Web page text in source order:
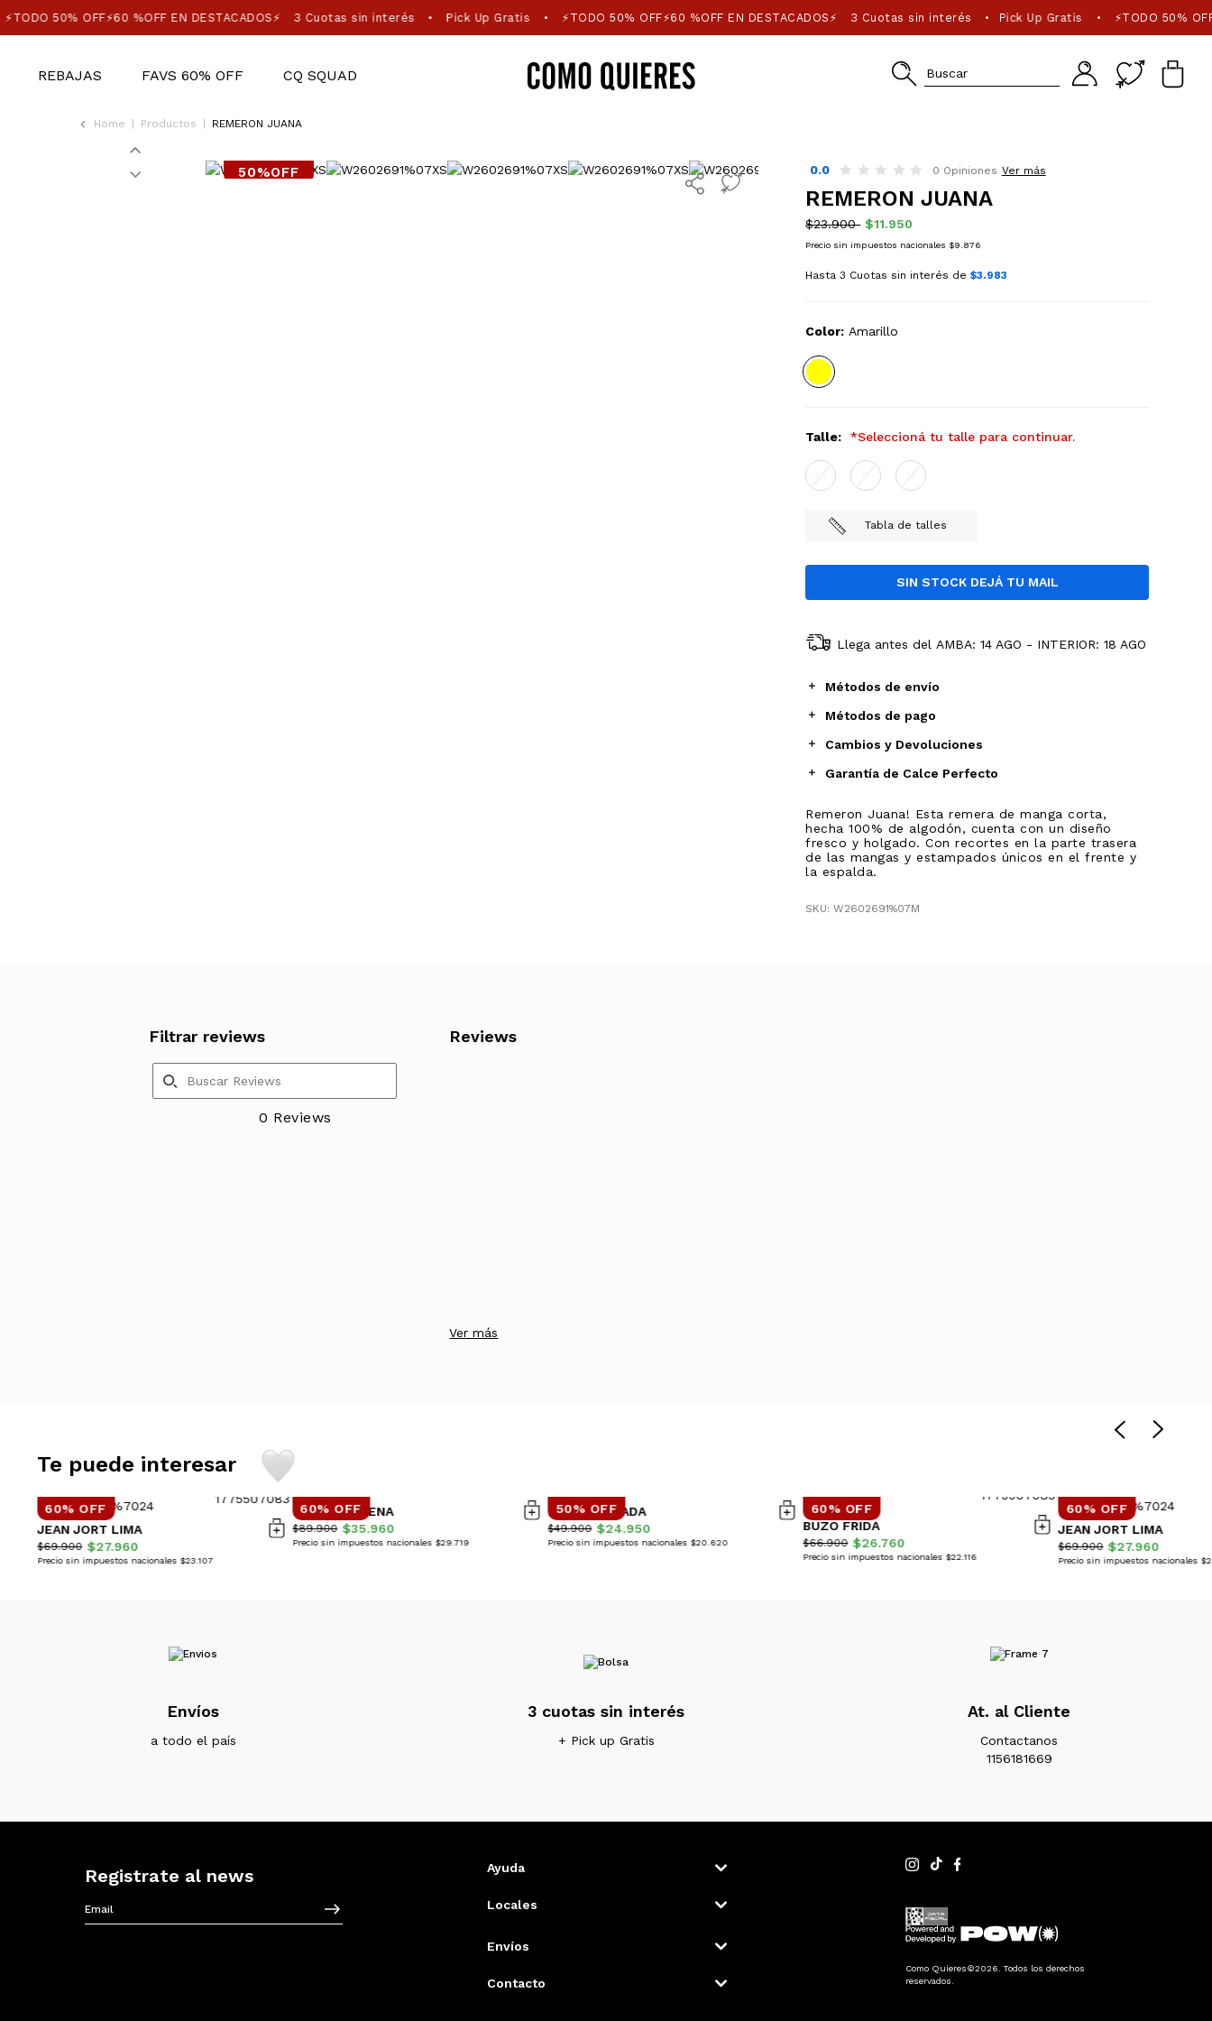
⚡TODO 50% OFF⚡60 %OFF EN DESTACADOS⚡ 3 Cuotas sin interés • Pick Up Gratis • ⚡TODO 50% OFF⚡60 %OFF EN DESTACADOS⚡ 3 Cuotas sin interés Pick Up Gratis • ⚡TODO 50%
REBAJAS FAVS 60% OFF CQ SQUAD
Home Productos REMERON JUANA
50%OFF 0.0 0 Opiniones Ver más
REMERON JUANA
$23.900 $11.950
Precio sin impuestos nacionales $9.876
Hasta 3 Cuotas sin interés de$3.983
Color: Amarillo
Talle: *Seleccioná tu talle para continuar.
Tabla de talles
Llega antes del AMBA: 14 AGO - INTERIOR: 18 AGO
Métodos de envío
Métodos de pago
Cambios y Devoluciones
Garantía de Calce Perfecto
Remeron Juana! Esta remera de manga corta,
hecha 100% de algodón, cuenta con un diseño
fresco y holgado. Con recortes en la parte trasera
de las mangas y estampados únicos en el frente y
la espalda.
SKU: W2602691%07M
Filtrar reviews
0 Reviews
Reviews
Ver más
Te puede interesar
60% OFF
JEAN JORT LIMA
$69.900 $27.960
Precio sin impuestos nacionales $23.107
60% OFF
CAMPERA VIENA
$89.900 $35.960
Precio sin impuestos nacionales $29.719
50% OFF
POLERA GUADA
$49.900 $24.950
Precio sin impuestos nacionales $20.620
60% OFF
BUZO FRIDA
$66.900 $26.760
Precio sin impuestos nacionales $22.116
60% OFF
JEAN JORT LIMA
$69.900 $27.960
Precio sin impuestos nacionales
Envíos
a todo el país
3 cuotas sin interés
+ Pick up Gratis
At. al Cliente
Contactanos
1156181669
Registrate al news Ayuda
Locales
Envíos
Contacto
Como Quieres©2026. Todos los derechos
reservados.